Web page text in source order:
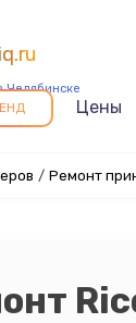
Челябинске
Цены
/ Ремонт